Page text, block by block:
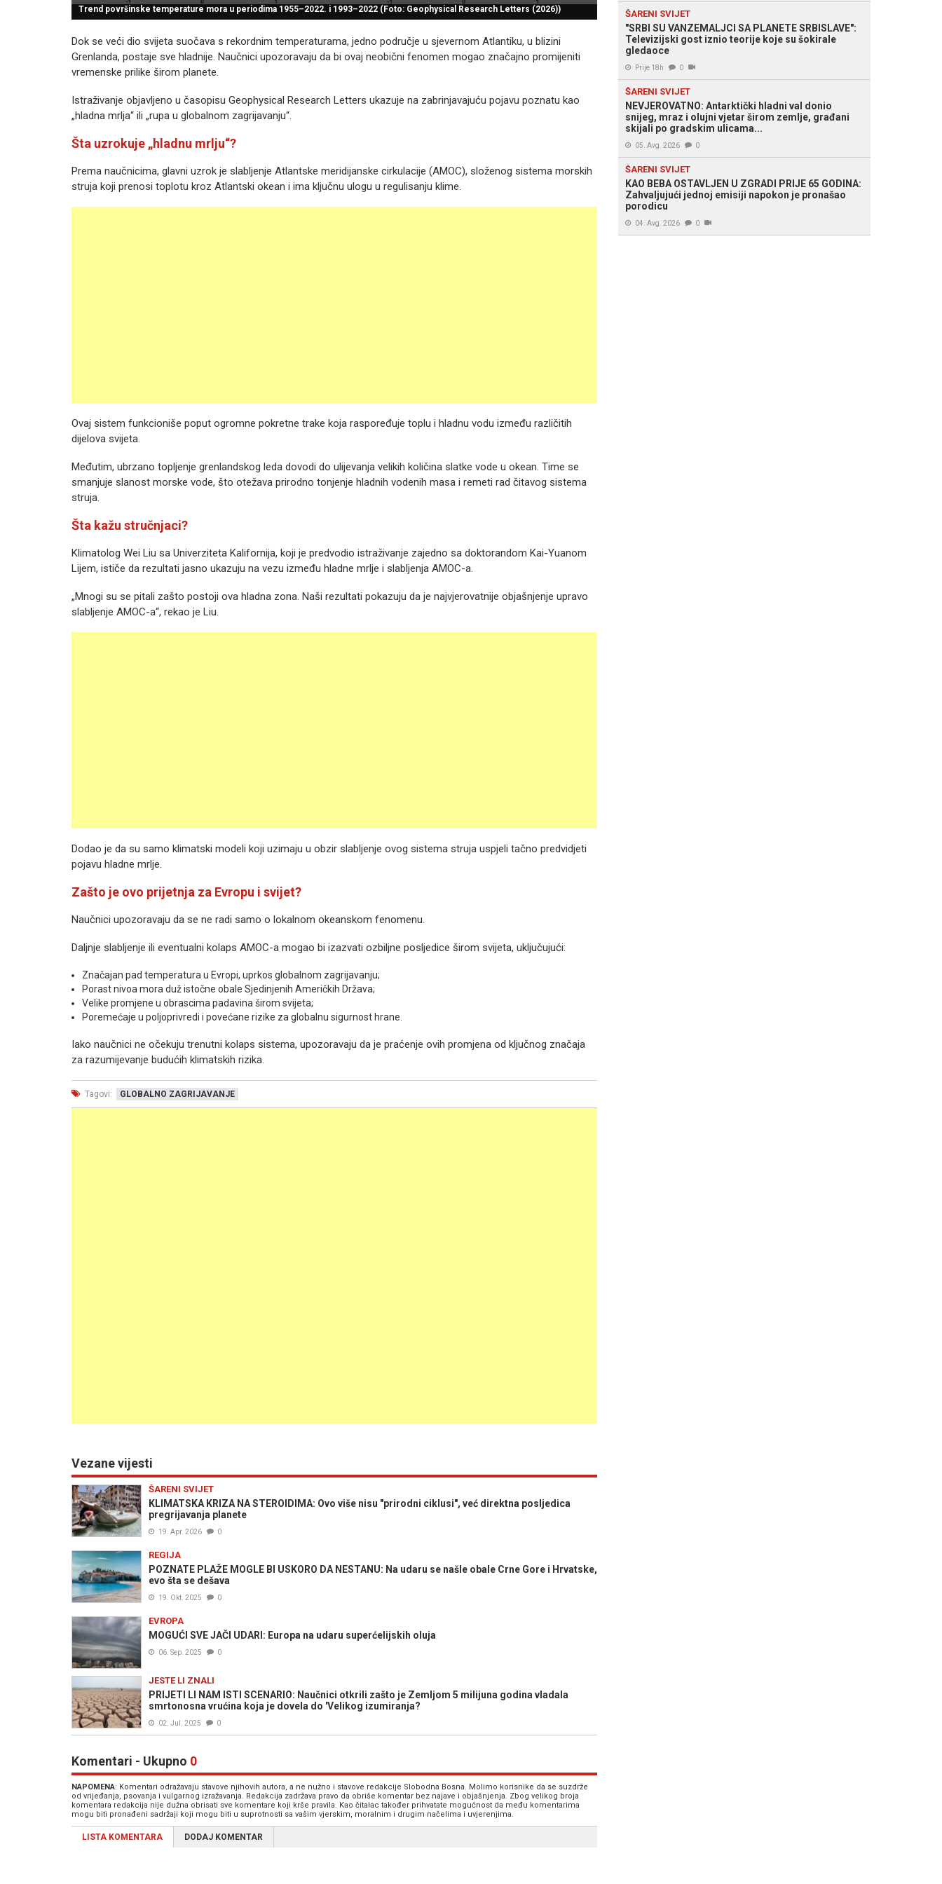
Trend površinske temperature mora u periodima 1955–2022. i 1993–2022 (Foto: Geophysical Research Letters (2026))
Dok se veći dio svijeta suočava s rekordnim temperaturama, jedno područje u sjevernom Atlantiku, u blizini
Grenlanda, postaje sve hladnije. Naučnici upozoravaju da bi ovaj neobični fenomen mogao značajno promijeniti
vremenske prilike širom planete.
Istraživanje objavljeno u časopisu Geophysical Research Letters ukazuje na zabrinjavajuću pojavu poznatu kao
„hladna mrlja“ ili „rupa u globalnom zagrijavanju“.
Šta uzrokuje „hladnu mrlju“?
Prema naučnicima, glavni uzrok je slabljenje Atlantske meridijanske cirkulacije (AMOC), složenog sistema morskih
struja koji prenosi toplotu kroz Atlantski okean i ima ključnu ulogu u regulisanju klime.
Ovaj sistem funkcioniše poput ogromne pokretne trake koja raspoređuje toplu i hladnu vodu između različitih
dijelova svijeta.
Međutim, ubrzano topljenje grenlandskog leda dovodi do ulijevanja velikih količina slatke vode u okean. Time se
smanjuje slanost morske vode, što otežava prirodno tonjenje hladnih vodenih masa i remeti rad čitavog sistema
struja.
Šta kažu stručnjaci?
Klimatolog Wei Liu sa Univerziteta Kalifornija, koji je predvodio istraživanje zajedno sa doktorandom Kai-Yuanom
Lijem, ističe da rezultati jasno ukazuju na vezu između hladne mrlje i slabljenja AMOC-a.
„Mnogi su se pitali zašto postoji ova hladna zona. Naši rezultati pokazuju da je najvjerovatnije objašnjenje upravo
slabljenje AMOC-a“, rekao je Liu.
Dodao je da su samo klimatski modeli koji uzimaju u obzir slabljenje ovog sistema struja uspjeli tačno predvidjeti
pojavu hladne mrlje.
Zašto je ovo prijetnja za Evropu i svijet?
Naučnici upozoravaju da se ne radi samo o lokalnom okeanskom fenomenu.
Daljnje slabljenje ili eventualni kolaps AMOC-a mogao bi izazvati ozbiljne posljedice širom svijeta, uključujući:
Značajan pad temperatura u Evropi, uprkos globalnom zagrijavanju;
Porast nivoa mora duž istočne obale Sjedinjenih Američkih Država;
Velike promjene u obrascima padavina širom svijeta;
Poremećaje u poljoprivredi i povećane rizike za globalnu sigurnost hrane.
Iako naučnici ne očekuju trenutni kolaps sistema, upozoravaju da je praćenje ovih promjena od ključnog značaja
za razumijevanje budućih klimatskih rizika.
Tagovi: GLOBALNO ZAGRIJAVANJE
Vezane vijesti
ŠARENI SVIJET
KLIMATSKA KRIZA NA STEROIDIMA: Ovo više nisu "prirodni ciklusi", već direktna posljedica
pregrijavanja planete
19. Apr. 2026 0
REGIJA
POZNATE PLAŽE MOGLE BI USKORO DA NESTANU: Na udaru se našle obale Crne Gore i Hrvatske,
evo šta se dešava
19. Okt. 2025 0
EVROPA
MOGUĆI SVE JAČI UDARI: Europa na udaru superćelijskih oluja
06. Sep. 2025 0
JESTE LI ZNALI
PRIJETI LI NAM ISTI SCENARIO: Naučnici otkrili zašto je Zemljom 5 milijuna godina vladala
smrtonosna vrućina koja je dovela do 'Velikog izumiranja?
02. Jul. 2025 0
Komentari - Ukupno 0
NAPOMENA: Komentari odražavaju stavove njihovih autora, a ne nužno i stavove redakcije Slobodna Bosna. Molimo korisnike da se suzdrže
od vrijeđanja, psovanja i vulgarnog izražavanja. Redakcija zadržava pravo da obriše komentar bez najave i objašnjenja. Zbog velikog broja
komentara redakcija nije dužna obrisati sve komentare koji krše pravila. Kao čitalac također prihvatate mogućnost da među komentarima
mogu biti pronađeni sadržaji koji mogu biti u suprotnosti sa vašim vjerskim, moralnim i drugim načelima i uvjerenjima.
LISTA KOMENTARA DODAJ KOMENTAR
ŠARENI SVIJET
"SRBI SU VANZEMALJCI SA PLANETE SRBISLAVE":
Televizijski gost iznio teorije koje su šokirale
gledaoce
Prije 18h 0
ŠARENI SVIJET
NEVJEROVATNO: Antarktički hladni val donio
snijeg, mraz i olujni vjetar širom zemlje, građani
skijali po gradskim ulicama...
05. Avg. 2026 0
ŠARENI SVIJET
KAO BEBA OSTAVLJEN U ZGRADI PRIJE 65 GODINA:
Zahvaljujući jednoj emisiji napokon je pronašao
porodicu
04. Avg. 2026 0